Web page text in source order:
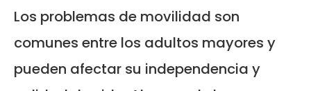
Los problemas de movilidad son
comunes entre los adultos mayores y
pueden afectar su independencia y